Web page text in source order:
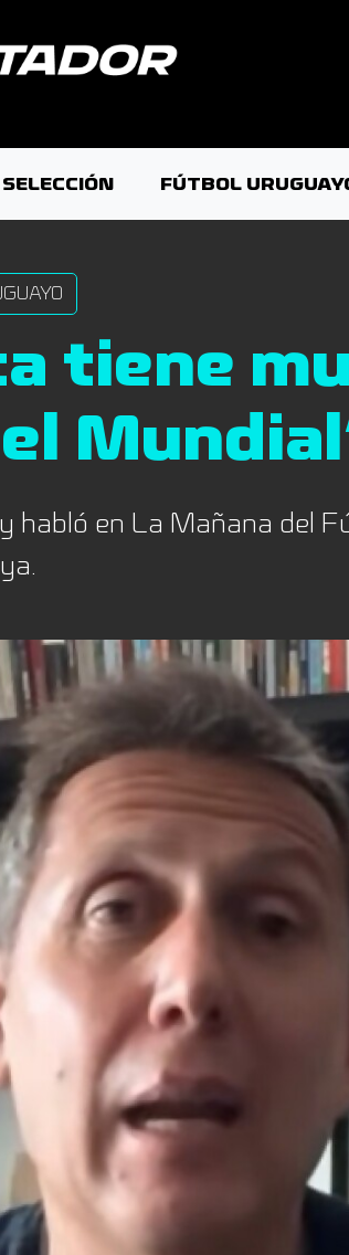
SELECCIÓN FÚTBOL
tiene
habló en La Mañana del